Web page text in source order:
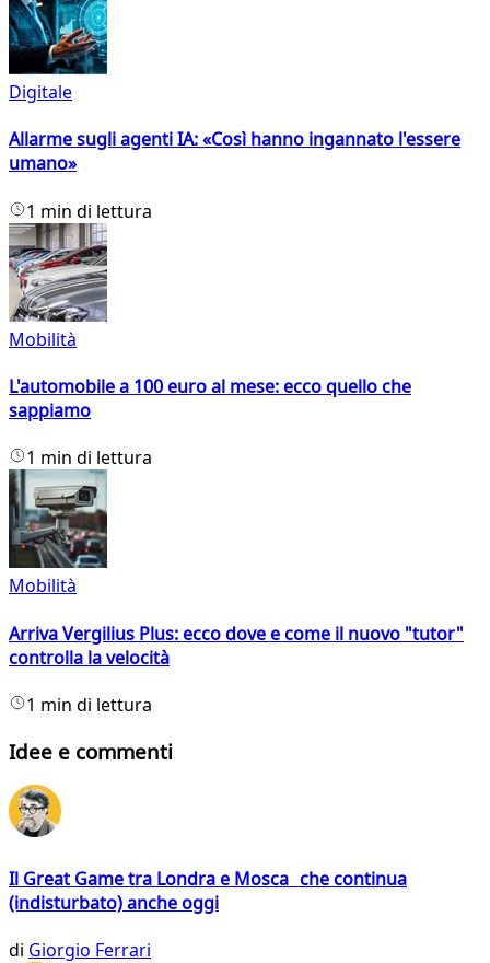
Digitale
Allarme sugli agenti IA: «Così hanno ingannato l'essere
umano»
1 min di lettura
Mobilità
L'automobile a 100 euro al mese: ecco quello che
sappiamo
1 min di lettura
Mobilità
Arriva Vergilius Plus: ecco dove e come il nuovo "tutor"
controlla la velocità
1 min di lettura
Idee e commenti
Il Great Game tra Londra e Mosca che continua
(indisturbato) anche oggi
di Giorgio Ferrari